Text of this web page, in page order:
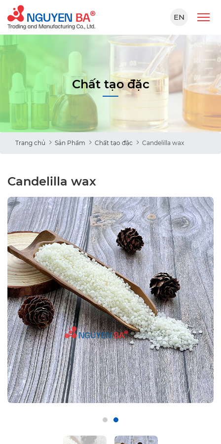
EN
Chất tạo đặc
Trang chủ Sản Phẩm Chất tạo đặc Candelilla wax
Candelilla wax